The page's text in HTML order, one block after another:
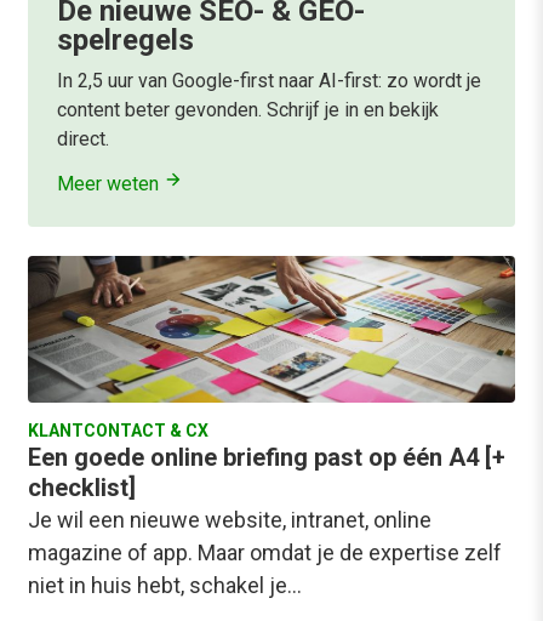
De nieuwe SEO- & GEO-
spelregels
In 2,5 uur van Google-first naar AI-first: zo wordt je
content beter gevonden. Schrijf je in en bekijk
direct.
Meer weten
KLANTCONTACT & CX
Een goede online briefing past op één A4 [+
checklist]
Je wil een nieuwe website, intranet, online
magazine of app. Maar omdat je de expertise zelf
niet in huis hebt, schakel je…